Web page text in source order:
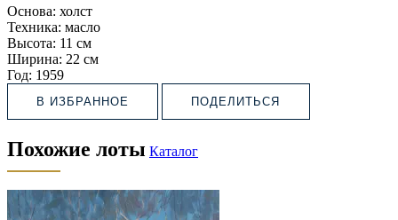
Основа: холст
Техника: масло
Высота: 11 см
Ширина: 22 см
Год: 1959
В ИЗБРАННОЕ ПОДЕЛИТЬСЯ
Похожие лоты Каталог